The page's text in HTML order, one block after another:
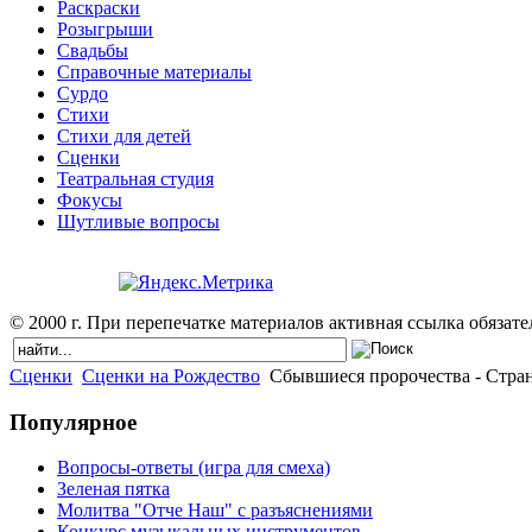
Раскраски
Розыгрыши
Свадьбы
Справочные материалы
Сурдо
Стихи
Стихи для детей
Сценки
Театральная студия
Фокусы
Шутливые вопросы
© 2000 г. При перепечатке материалов активная ссылка
Сценки Сценки на Рождество Сбывшиеся пророчества -
Популярное
Вопросы-ответы (игра для смеха)
Зеленая пятка
Молитва "Отче Наш" с разъяснениями